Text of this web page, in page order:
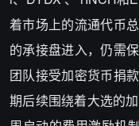
着市场上的流通代币
的承接盘进入，仍需
团队接受加密货币捐
期后续围绕着大选的